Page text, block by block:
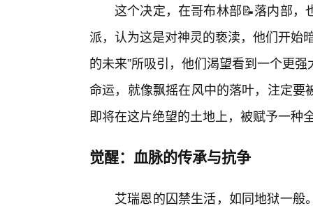
这个决定，在哥布林部📝落内部，
派，认为这是对神灵的亵渎，他们开始
的未来”所吸引，他们渴望看到一个更
命运，就像飘摇在风中的落叶，注定
即将在这片绝望的土地上，被赋予一种
觉醒：血脉的传承与抗争
艾瑞恩的囚禁生活，如同地狱一